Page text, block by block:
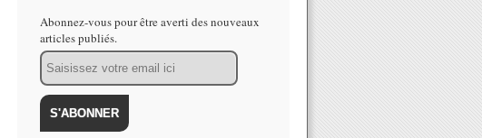
Abonnez-vous pour être averti des nouveaux
articles publiés.
Email